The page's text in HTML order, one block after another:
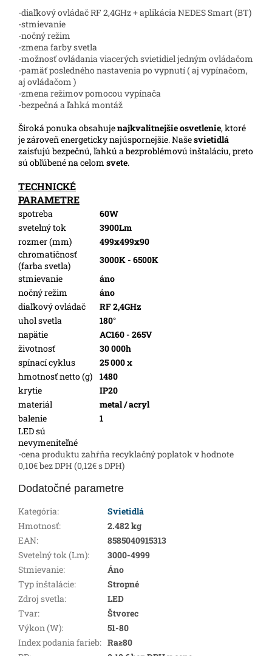
-diaľkový ovládač RF 2,4GHz + aplikácia NEDES Smart (BT)
-stmievanie
-nočný režim
-zmena farby svetla
-možnosť ovládania viacerých svietidiel jedným ovládačom
-pamäť posledného nastavenia po vypnutí ( aj vypínačom,
aj ovládačom )
-zmena režimov pomocou vypínača
-bezpečná a ľahká montáž
Široká ponuka obsahujenajkvalitnejšie osvetlenie, ktoré
je zároveň energeticky najúspornejšie. Našesvietidlá
zaisťujú bezpečnú, ľahkú a bezproblémovú inštaláciu, preto
sú obľúbené na celom svete.
TECHNICKÉ
PARAMETRE
spotreba
60W
svetelný tok
3900Lm
rozmer (mm)
499x499x90
chromatičnosť
(farba svetla)
3000K - 6500K
stmievanie
áno
nočný režim
áno
diaľkový ovládač
RF 2,4GHz
uhol svetla
180°
napätie
AC160 - 265V
životnosť
30 000h
spínací cyklus
25 000 x
hmotnosť netto (g)
1480
krytie
IP20
materiál
metal / acryl
balenie
1
LED sú
nevymeniteľné
-cena produktu zahŕňa recyklačný poplatok v hodnote
0,10€ bez DPH (0,12€ s DPH)
Dodatočné parametre
Kategória:
Svietidlá
Hmotnosť:
2.482 kg
EAN:
8585040915313
Svetelný tok (Lm):
3000-4999
Stmievanie:
Áno
Typ inštalácie:
Stropné
Zdroj svetla:
LED
Tvar:
Štvorec
Výkon (W):
51-80
Index podania farieb: Ra≥80